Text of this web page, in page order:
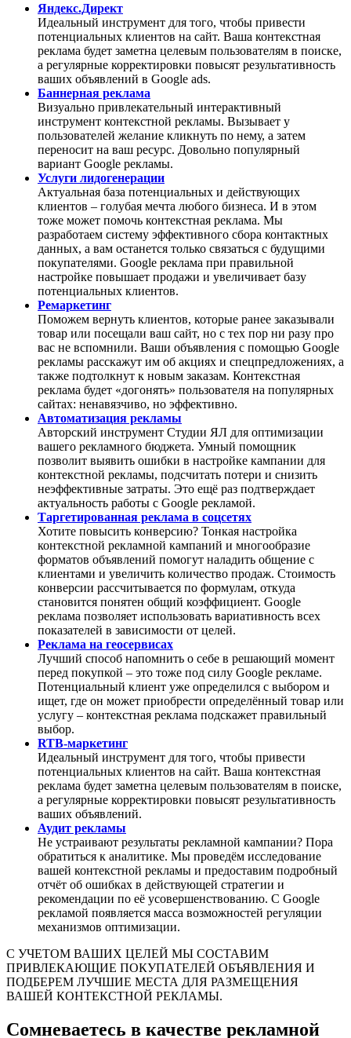
Яндекс.Директ
Идеальный инструмент для того, чтобы привести
потенциальных клиентов на сайт. Ваша контекстная
реклама будет заметна целевым пользователям в поиске,
а регулярные корректировки повысят результативность
ваших объявлений в Google ads.
Баннерная реклама
Визуально привлекательный интерактивный
инструмент контекстной рекламы. Вызывает у
пользователей желание кликнуть по нему, а затем
переносит на ваш ресурс. Довольно популярный
вариант Google рекламы.
Услуги лидогенерации
Актуальная база потенциальных и действующих
клиентов – голубая мечта любого бизнеса. И в этом
тоже может помочь контекстная реклама. Мы
разработаем систему эффективного сбора контактных
данных, а вам останется только связаться с будущими
покупателями. Google реклама при правильной
настройке повышает продажи и увеличивает базу
потенциальных клиентов.
Ремаркетинг
Поможем вернуть клиентов, которые ранее заказывали
товар или посещали ваш сайт, но с тех пор ни разу про
вас не вспомнили. Ваши объявления с помощью Google
рекламы расскажут им об акциях и спецпредложениях, а
также подтолкнут к новым заказам. Контекстная
реклама будет «догонять» пользователя на популярных
сайтах: ненавязчиво, но эффективно.
Автоматизация рекламы
Авторский инструмент Студии ЯЛ для оптимизации
вашего рекламного бюджета. Умный помощник
позволит выявить ошибки в настройке кампании для
контекстной рекламы, подсчитать потери и снизить
неэффективные затраты. Это ещё раз подтверждает
актуальность работы с Google рекламой.
Таргетированная реклама в соцсетях
Хотите повысить конверсию? Тонкая настройка
контекстной рекламной кампаний и многообразие
форматов объявлений помогут наладить общение с
клиентами и увеличить количество продаж. Стоимость
конверсии рассчитывается по формулам, откуда
становится понятен общий коэффициент. Google
реклама позволяет использовать вариативность всех
показателей в зависимости от целей.
Реклама на геосервисах
Лучший способ напомнить о себе в решающий момент
перед покупкой – это тоже под силу Google рекламе.
Потенциальный клиент уже определился с выбором и
ищет, где он может приобрести определённый товар или
услугу – контекстная реклама подскажет правильный
выбор.
RTB-маркетинг
Идеальный инструмент для того, чтобы привести
потенциальных клиентов на сайт. Ваша контекстная
реклама будет заметна целевым пользователям в поиске,
а регулярные корректировки повысят результативность
ваших объявлений.
Аудит рекламы
Не устраивают результаты рекламной кампании? Пора
обратиться к аналитике. Мы проведём исследование
вашей контекстной рекламы и предоставим подробный
отчёт об ошибках в действующей стратегии и
рекомендации по её усовершенствованию. С Google
рекламой появляется масса возможностей регуляции
механизмов оптимизации.
С УЧЕТОМ ВАШИХ ЦЕЛЕЙ МЫ СОСТАВИМ
ПРИВЛЕКАЮЩИЕ ПОКУПАТЕЛЕЙ ОБЪЯВЛЕНИЯ И
ПОДБЕРЕМ ЛУЧШИЕ МЕСТА ДЛЯ РАЗМЕЩЕНИЯ
ВАШЕЙ КОНТЕКСТНОЙ РЕКЛАМЫ.
Сомневаетесь в качестве рекламной